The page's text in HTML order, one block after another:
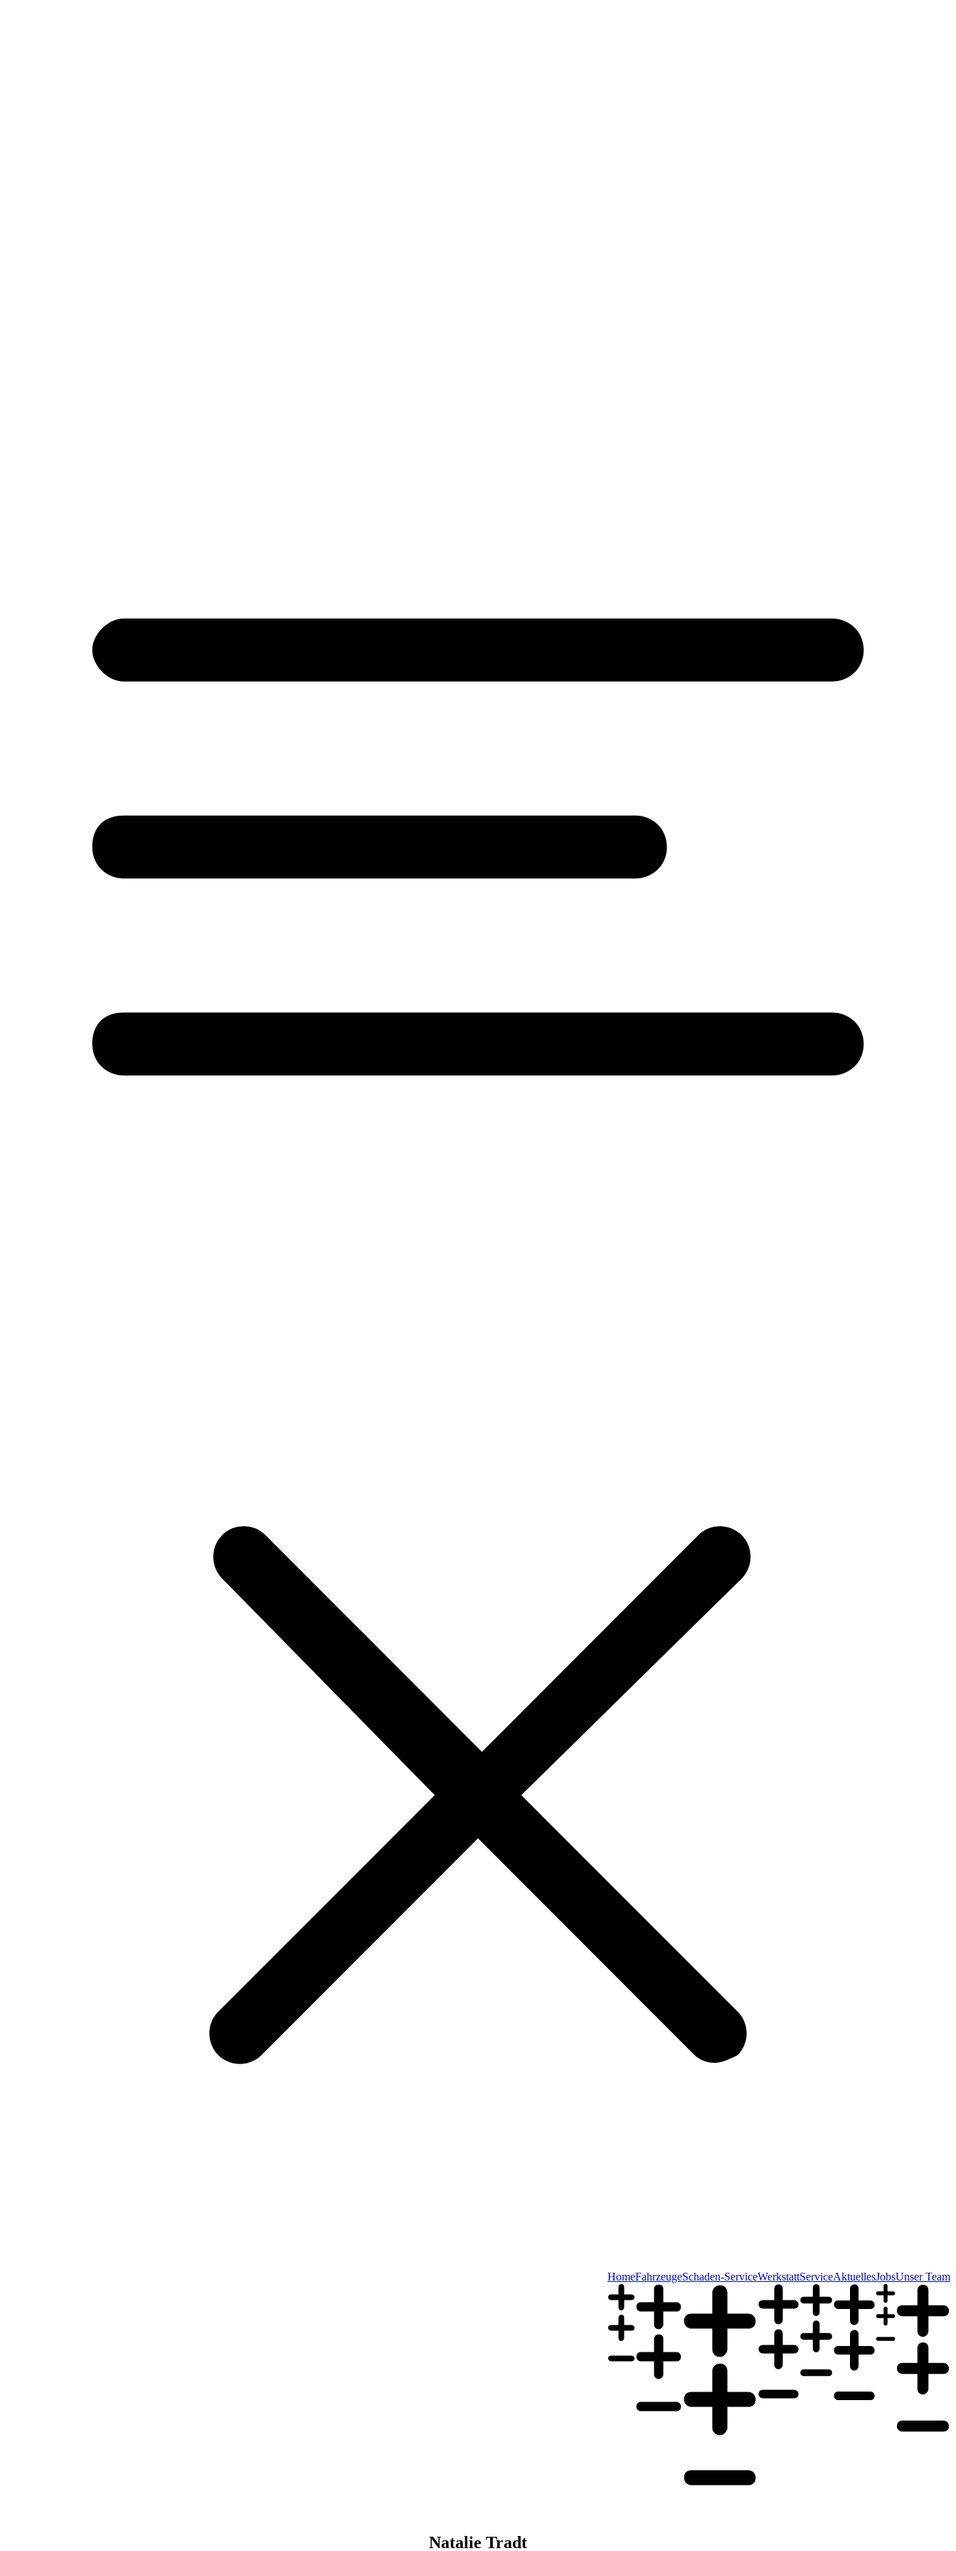
HomeFahrzeugeSchaden-ServiceWerkstattServiceAktuellesJobsUnser Team
Natalie Tradt